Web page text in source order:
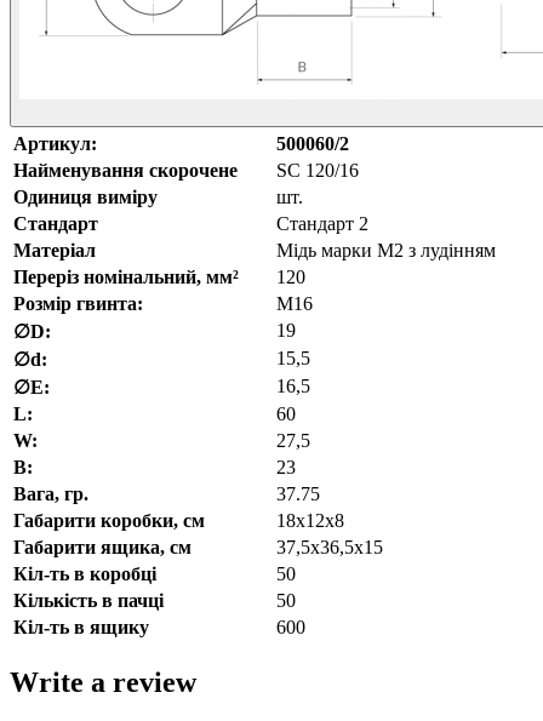
Артикул:
500060/2
Найменування скорочене
SC 120/16
Одиниця виміру
шт.
Стандарт
Стандарт 2
Матеріал
Мідь марки М2 з лудінням
Переріз номінальний, мм²
120
Розмір гвинта:
М16
∅D:
19
∅d:
15,5
∅E:
16,5
L:
60
W:
27,5
В:
23
Вага, гр.
37.75
Габарити коробки, см
18х12х8
Габарити ящика, см
37,5х36,5х15
Кіл-ть в коробці
50
Кількість в пачці
50
Кіл-ть в ящику
600
Write a review